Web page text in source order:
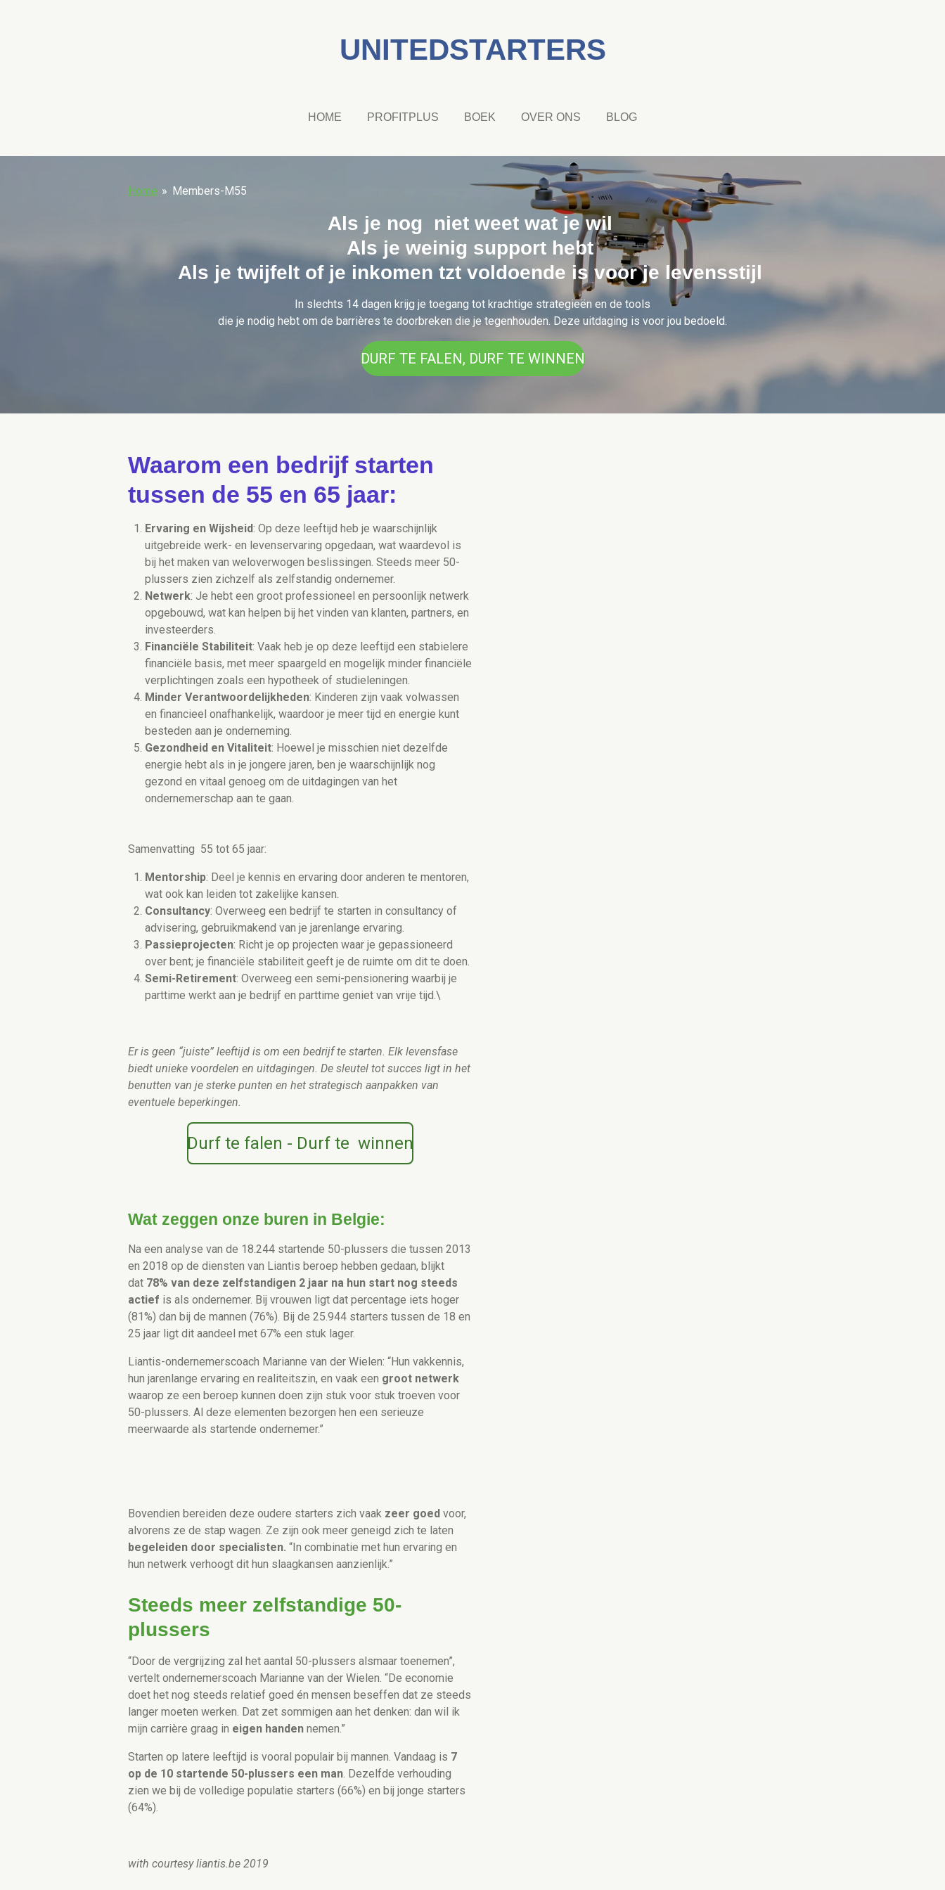
UNITEDSTARTERS
HOME PROFITPLUS BOEK OVER ONS BLOG
Home » Members-M55
Als je nog niet weet wat je wil
Als je weinig support hebt
Als je twijfelt of je inkomen tzt voldoende is voor je levensstijl
In slechts 14 dagen krijg je toegang tot krachtige strategieën en de tools
die je nodig hebt om de barrières te doorbreken die je tegenhouden. Deze uitdaging is voor jou bedoeld.
DURF TE FALEN, DURF TE WINNEN
Waarom een bedrijf starten
tussen de 55 en 65 jaar:
Ervaring en Wijsheid: Op deze leeftijd heb je waarschijnlijk
uitgebreide werk- en levenservaring opgedaan, wat waardevol is
bij het maken van weloverwogen beslissingen. Steeds meer 50-
plussers zien zichzelf als zelfstandig ondernemer.
Netwerk: Je hebt een groot professioneel en persoonlijk netwerk
opgebouwd, wat kan helpen bij het vinden van klanten, partners, en
investeerders.
Financiële Stabiliteit: Vaak heb je op deze leeftijd een stabielere
financiële basis, met meer spaargeld en mogelijk minder financiële
verplichtingen zoals een hypotheek of studieleningen.
Minder Verantwoordelijkheden: Kinderen zijn vaak volwassen
en financieel onafhankelijk, waardoor je meer tijd en energie kunt
besteden aan je onderneming.
Gezondheid en Vitaliteit: Hoewel je misschien niet dezelfde
energie hebt als in je jongere jaren, ben je waarschijnlijk nog
gezond en vitaal genoeg om de uitdagingen van het
ondernemerschap aan te gaan.
Samenvatting 55 tot 65 jaar:
Mentorship: Deel je kennis en ervaring door anderen te mentoren,
wat ook kan leiden tot zakelijke kansen.
Consultancy: Overweeg een bedrijf te starten in consultancy of
advisering, gebruikmakend van je jarenlange ervaring.
Passieprojecten: Richt je op projecten waar je gepassioneerd
over bent; je financiële stabiliteit geeft je de ruimte om dit te doen.
Semi-Retirement: Overweeg een semi-pensionering waarbij je
parttime werkt aan je bedrijf en parttime geniet van vrije tijd.\
Er is geen “juiste” leeftijd is om een bedrijf te starten. Elk levensfase
biedt unieke voordelen en uitdagingen. De sleutel tot succes ligt in het
benutten van je sterke punten en het strategisch aanpakken van
eventuele beperkingen.
Durf te falen - Durf te winnen
Wat zeggen onze buren in Belgie:
Na een analyse van de 18.244 startende 50-plussers die tussen 2013
en 2018 op de diensten van Liantis beroep hebben gedaan, blijkt
dat 78% van deze zelfstandigen 2 jaar na hun start nog steeds
actief is als ondernemer. Bij vrouwen ligt dat percentage iets hoger
(81%) dan bij de mannen (76%). Bij de 25.944 starters tussen de 18 en
25 jaar ligt dit aandeel met 67% een stuk lager.
Liantis-ondernemerscoach Marianne van der Wielen: “Hun vakkennis,
hun jarenlange ervaring en realiteitszin, en vaak een groot netwerk
waarop ze een beroep kunnen doen zijn stuk voor stuk troeven voor
50-plussers. Al deze elementen bezorgen hen een serieuze
meerwaarde als startende ondernemer.”
Bovendien bereiden deze oudere starters zich vaak zeer goed voor,
alvorens ze de stap wagen. Ze zijn ook meer geneigd zich te laten
begeleiden door specialisten. “In combinatie met hun ervaring en
hun netwerk verhoogt dit hun slaagkansen aanzienlijk.”
Steeds meer zelfstandige 50-
plussers
“Door de vergrijzing zal het aantal 50-plussers alsmaar toenemen”,
vertelt ondernemerscoach Marianne van der Wielen. “De economie
doet het nog steeds relatief goed én mensen beseffen dat ze steeds
langer moeten werken. Dat zet sommigen aan het denken: dan wil ik
mijn carrière graag in eigen handen nemen.”
Starten op latere leeftijd is vooral populair bij mannen. Vandaag is 7
op de 10 startende 50-plussers een man. Dezelfde verhouding
zien we bij de volledige populatie starters (66%) en bij jonge starters
(64%).
with courtesy liantis.be 2019